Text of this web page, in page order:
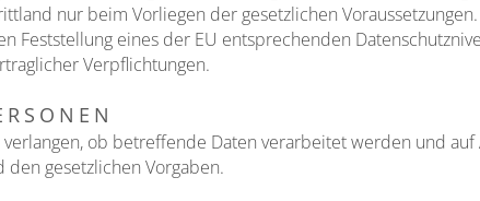
nur beim Vorliegen der gesetzlichen
eines der EU entsprechenden
Verpflichtungen.
ob betreffende Daten verarbeitet werden und
gesetzlichen Vorgaben.